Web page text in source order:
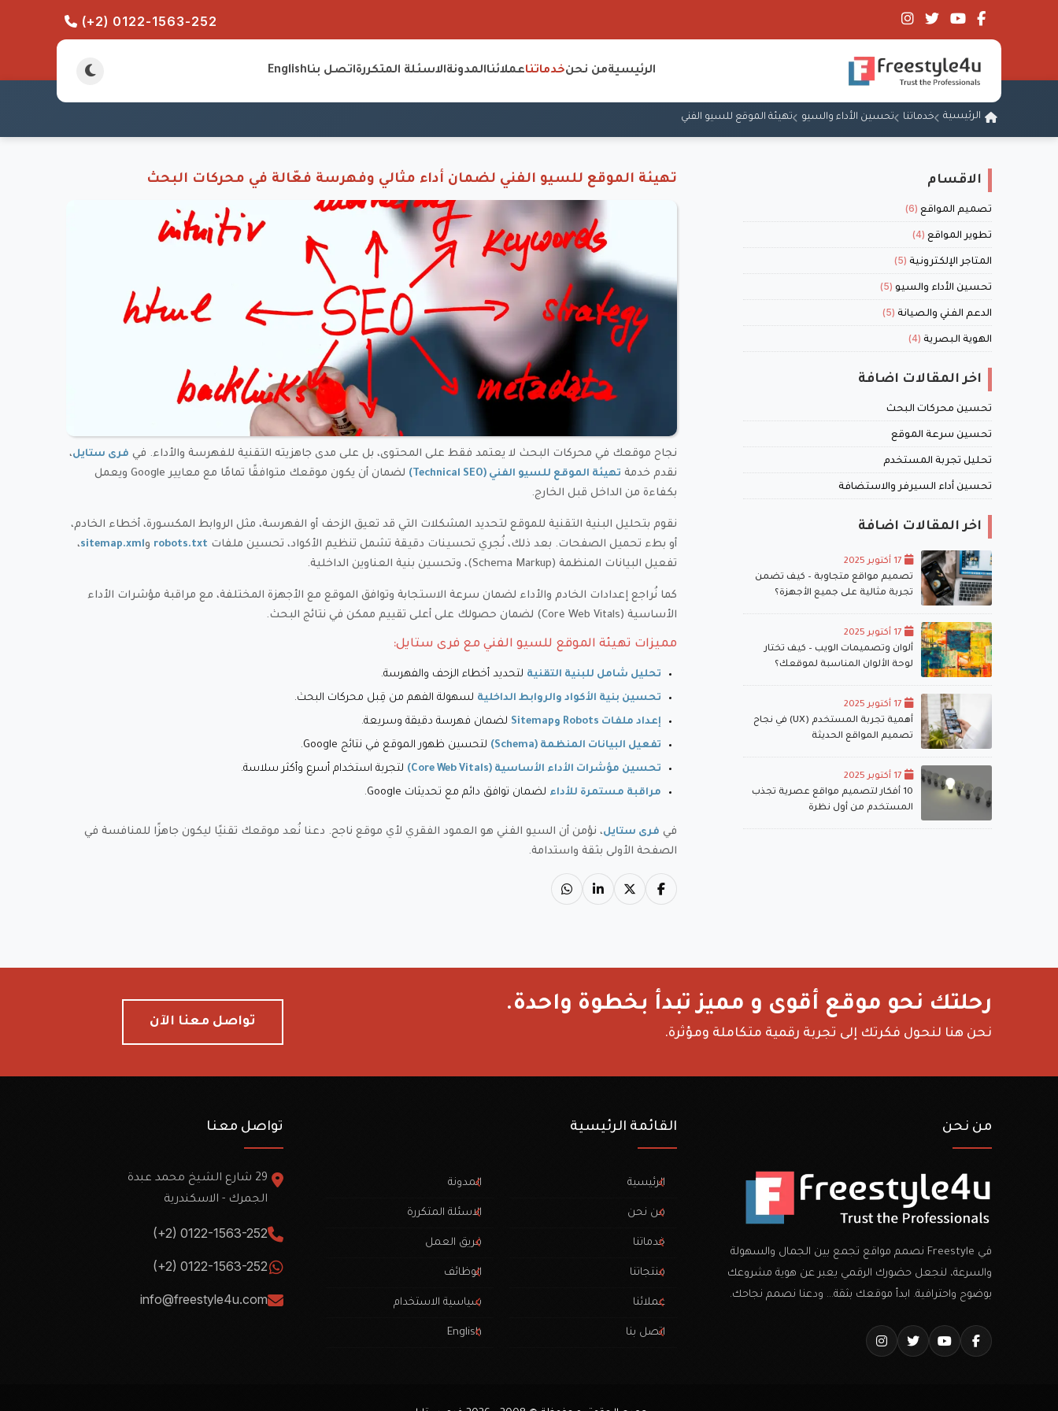
(+2) 0122-1563-252
الرئيسيةمن نحنخدماتناعملائناالمدونةالاسئلة المتكررةاتصل بناEnglish
الرئيسية خدماتنا تحسين الأداء والسيو تهيئة الموقع للسيو الفني
تهيئة الموقع للسيو الفني لضمان أداء مثالي وفهرسة فعّالة في محركات البحث
نجاح موقعك في محركات البحث لا يعتمد فقط على المحتوى، بل على مدى جاهزيته التقنية للفهرسة والأداء. في فرى ستايل،
نقدم خدمة تهيئة الموقع للسيو الفني (Technical SEO)
لضمان أن يكون موقعك متوافقًا تمامًا مع معايير Google ويعمل
بكفاءة من الداخل قبل الخارج.
نقوم بتحليل البنية التقنية للموقع لتحديد المشكلات التي قد تعيق الزحف أو الفهرسة، مثل الروابط المكسورة، أخطاء الخادم،
أو بطء تحميل الصفحات. بعد ذلك، نُجري تحسينات دقيقة تشمل تنظيم الأكواد، تحسين ملفات robots.txt وsitemap.xml،
تفعيل البيانات المنظمة (Schema Markup)، وتحسين بنية العناوين الداخلية.
كما نُراجع إعدادات الخادم والأداء لضمان سرعة الاستجابة وتوافق الموقع مع الأجهزة المختلفة، مع مراقبة مؤشرات الأداء
الأساسية (Core Web Vitals) لضمان حصولك على أعلى تقييم ممكن في نتائج البحث.
مميزات تهيئة الموقع للسيو الفني مع فرى ستايل:
تحليل شامل للبنية التقنية لتحديد أخطاء الزحف والفهرسة.
تحسين بنية الأكواد والروابط الداخلية لسهولة الفهم من قِبل محركات البحث.
إعداد ملفات Robots وSitemap لضمان فهرسة دقيقة وسريعة.
تفعيل البيانات المنظمة (Schema) لتحسين ظهور الموقع في نتائج Google.
تحسين مؤشرات الأداء الأساسية (Core Web Vitals) لتجربة استخدام أسرع وأكثر سلاسة.
مراقبة مستمرة للأداء لضمان توافق دائم مع تحديثات Google.
في فرى ستايل، نؤمن أن السيو الفني هو العمود الفقري لأي موقع ناجح. دعنا نُعد موقعك تقنيًا ليكون جاهزًا للمنافسة في
الصفحة الأولى بثقة واستدامة.
الاقسام
تصميم المواقع (6)
تطوير المواقع (4)
المتاجر الإلكترونية (5)
تحسين الأداء والسيو (5)
الدعم الفني والصيانة (5)
الهوية البصرية (4)
اخر المقالات اضافة
تحسين محركات البحث
تحسين سرعة الموقع
تحليل تجربة المستخدم
تحسين أداء السيرفر والاستضافة
اخر المقالات اضافة
تصميم مواقع متجاوبة – كيف تضمن
تجربة مثالية على جميع الأجهزة؟
ألوان وتصميمات الويب – كيف تختار
لوحة الألوان المناسبة لموقعك؟
أهمية تجربة المستخدم (UX) في نجاح
تصميم المواقع الحديثة
10 أفكار لتصميم مواقع عصرية تجذب
المستخدم من أول نظرة
رحلتك نحو موقع أقوى و مميز تبدأ بخطوة واحدة.
نحن هنا لنحول فكرتك إلى تجربة رقمية متكاملة ومؤثرة.
تواصل معنا الآن
من نحن
في Freestyle نصمم مواقع تجمع بين الجمال والسهولة
والسرعة، لنجعل حضورك الرقمي يعبر عن هوية مشروعك
بوضوح واحترافية. ابدأ موقعك بثقة… ودعنا نصمم نجاحك.
القائمة الرئيسية
الرئيسية
من نحن
خدماتنا
منتجاتنا
عملائنا
اتصل بنا
المدونة
الاسئلة المتكررة
فريق العمل
الوظائف
سياسية الاستخدام
English
تواصل معنا
29 شارع الشيخ محمد عبدة
الجمرك - الاسكندرية
(+2) 0122-1563-252
(+2) 0122-1563-252
info@freestyle4u.com